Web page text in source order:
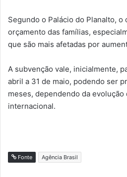
Segundo o Palácio do Planalto,
orçamento das famílias,
que são mais afetadas por
A subvenção vale, inicialmente,
abril a 31 de maio, podendo ser
meses, dependendo da
internacional.
Fonte Agência Brasil